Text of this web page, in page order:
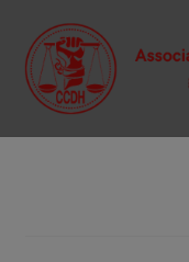
content